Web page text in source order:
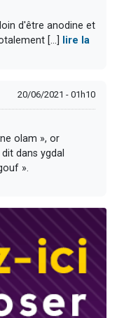
d'être anodine et
[...]
lire la
20/06/2021 - 01h10
olam », or
dans ygdal
».